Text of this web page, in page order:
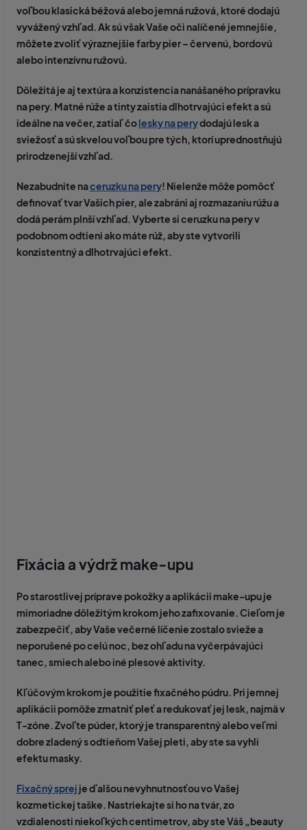
voľbou klasická béžová alebo jemná ružová, ktoré dodajú
vyvážený vzhľad. Ak sú však Vaše oči nalíčené jemnejšie,
môžete zvoliť výraznejšie farby pier – červenú, bordovú
alebo intenzívnu ružovú.
Dôležitá je aj textúra a konzistencia nanášaného prípravku
na pery. Matné rúže a tinty zaistia dlhotrvajúci efekt a sú
ideálne na večer, zatiaľ čolesky na perydodajú lesk a
sviežosť a sú skvelou voľbou pre tých, ktorí uprednostňujú
prirodzenejší vzhľad.
Nezabudnite naceruzku na pery! Nielenže môže pomôcť
definovať tvar Vašich pier, ale zabráni aj rozmazaniu rúžu a
dodá perám plnší vzhľad. Vyberte si ceruzku na pery v
podobnom odtieni ako máte rúž, aby ste vytvorili
konzistentný a dlhotrvajúci efekt.
Fixácia a výdrž make-upu
Po starostlivej príprave pokožky a aplikácii make-upu je
mimoriadne dôležitým krokom jeho zafixovanie. Cieľom je
zabezpečiť, aby Vaše večerné líčenie zostalo svieže a
neporušené po celú noc, bez ohľadu na vyčerpávajúci
tanec, smiech alebo iné plesové aktivity.
Kľúčovým krokom je použitiefixačného púdru. Pri jemnej
aplikácii pomôže zmatniť pleť a redukovať jej lesk, najmä v
T-zóne. Zvoľte púder, ktorý je transparentný alebo veľmi
dobre zladený s odtieňom Vašej pleti, aby ste sa vyhli
efektu masky.
Fixačný sprej je ďalšou nevyhnutnosťou vo Vašej
kozmetickej taške. Nastriekajte si ho na tvár, zo
vzdialenosti niekoľkých centimetrov, aby ste Váš „beauty